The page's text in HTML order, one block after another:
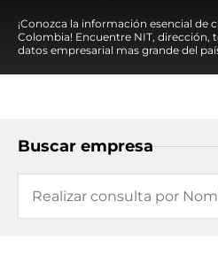
¡Conozca la información esencial de
Colombia! Encuentre NIT, dirección,
datos empresarial mas grande del
Buscar empresa